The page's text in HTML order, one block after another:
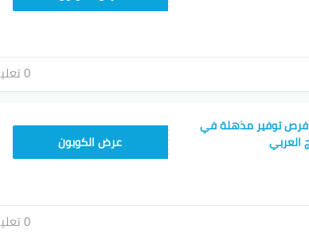
0 تعليق
توفير مذهلة في
العربي
TEM34عرض الكوبون
0 تعليق